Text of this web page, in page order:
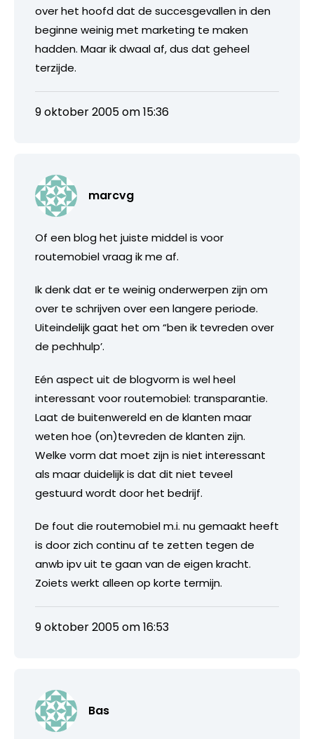
over het hoofd dat de succesgevallen in den
beginne weinig met marketing te maken
hadden. Maar ik dwaal af, dus dat geheel
terzijde.
9 oktober 2005 om 15:36
marcvg
Of een blog het juiste middel is voor
routemobiel vraag ik me af.
Ik denk dat er te weinig onderwerpen zijn om
over te schrijven over een langere periode.
Uiteindelijk gaat het om “ben ik tevreden over
de pechhulp’.
Eén aspect uit de blogvorm is wel heel
interessant voor routemobiel: transparantie.
Laat de buitenwereld en de klanten maar
weten hoe (on)tevreden de klanten zijn.
Welke vorm dat moet zijn is niet interessant
als maar duidelijk is dat dit niet teveel
gestuurd wordt door het bedrijf.
De fout die routemobiel m.i. nu gemaakt heeft
is door zich continu af te zetten tegen de
anwb ipv uit te gaan van de eigen kracht.
Zoiets werkt alleen op korte termijn.
9 oktober 2005 om 16:53
Bas